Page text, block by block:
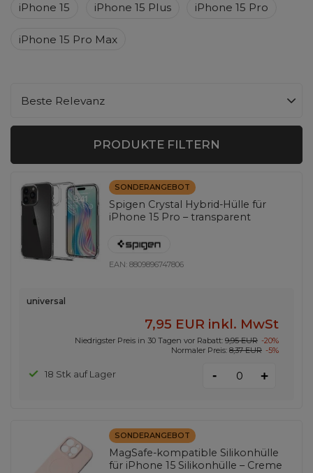
iPhone 15 iPhone 15 Plus iPhone 15 Pro
iPhone 15 Pro Max
Sortierung ändern
Beste Relevanz
PRODUKTE FILTERN
SONDERANGEBOT
Spigen Crystal Hybrid-Hülle für
iPhone 15 Pro – transparent
EAN:8809896747806
universal
7,95 EUR inkl. MwSt
Niedrigster Preis in 30 Tagen vor Rabatt: 9,95 EUR -20%
Normaler Preis: 8,37 EUR -5%
18 Stk auf Lager - +
SONDERANGEBOT
MagSafe-kompatible Silikonhülle
für iPhone 15 Silikonhülle – Creme